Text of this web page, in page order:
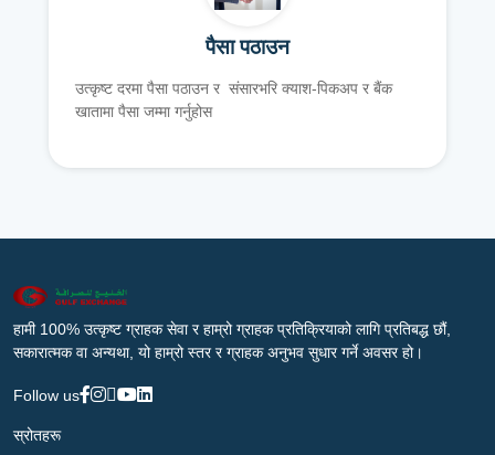
पैसा पठाउन
उत्कृष्ट दरमा पैसा पठाउन र संसारभरि क्याश-पिकअप र बैंक
खातामा पैसा जम्मा गर्नुहोस
हामी 100% उत्कृष्ट ग्राहक सेवा र हाम्रो ग्राहक प्रतिक्रियाको लागि प्रतिबद्ध छौं,
सकारात्मक वा अन्यथा, यो हाम्रो स्तर र ग्राहक अनुभव सुधार गर्ने अवसर हो।
Follow us
स्रोतहरू